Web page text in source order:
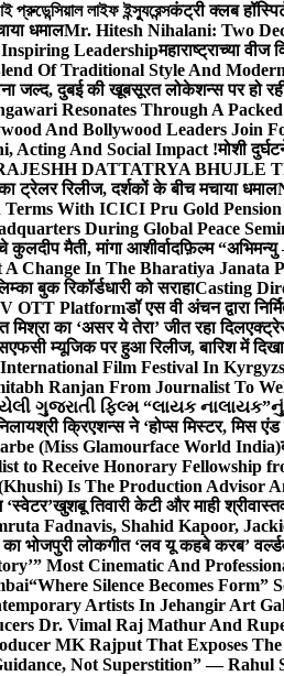
লাইফ ইন্স্যুরেন্সकंट्री क्लब
धमालMr. Hitesh Nihalani: Two
Inspiring Leadershipमहाराष्ट्राच्या
Of Traditional Style And
जल्द, दुबई की खूबसूरत लोकेशन्स पर हो
Resonates Through A
And Bollywood Leaders Join
Acting And Social Impact !मोशी
DATTATRYA BHUJLE
ट्रेलर रिलीज, दर्शकों के बीच मचाया धमाल
With ICICI Pru Gold
During Global Peace
कुलदीप मैती, मांगा आशीर्वादफ़िल्म
Change In The Bharatiya
बुक रिकॉर्डधारी को सराहाCasting
OTT Platformडॉ एस वी अंचन द्वारा
का ‘असर ये तेरा’ जीत रहा दिल
एसएफसी म्यूजिक पर हुआ रिलीज, बारिश में
Film Festival In
Ranjan From Journalist To
ગુજરાતી ફિલ્મ “લાયક
क्रिएशन्स ने ‘होप्स मिस्टर, मिस
(Miss Glamourface World India)
to Receive Honorary Fellowship
Is The Production Advisor
खुशबू तिवारी केटी और माही
Fadnavis, Shahid Kapoor,
का भोजपुरी लोकगीत ‘लव यू कहबे करब’
Most Cinematic And
“Where Silence Becomes
Artists In Jehangir Art
Dr. Vimal Raj Mathur And
MK Rajput That Exposes
Not Superstition” — Rahul